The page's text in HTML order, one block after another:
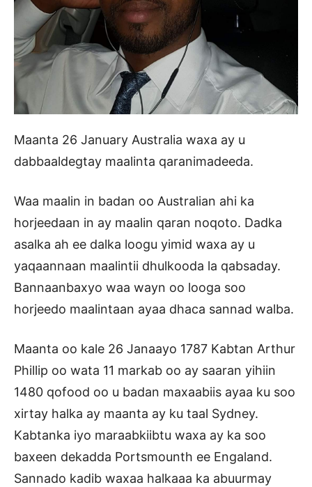
Maanta 26 January Australia waxa ay u
dabbaaldegtay maalinta qaranimadeeda.
Waa maalin in badan oo Australian ahi ka
horjeedaan in ay maalin qaran noqoto. Dadka
asalka ah ee dalka loogu yimid waxa ay u
yaqaannaan maalintii dhulkooda la qabsaday.
Bannaanbaxyo waa wayn oo looga soo
horjeedo maalintaan ayaa dhaca sannad walba.
Maanta oo kale 26 Janaayo 1787 Kabtan Arthur
Phillip oo wata 11 markab oo ay saaran yihiin
1480 qofood oo u badan maxaabiis ayaa ku soo
xirtay halka ay maanta ay ku taal Sydney.
Kabtanka iyo maraabkiibtu waxa ay ka soo
baxeen dekadda Portsmounth ee Engaland.
Sannado kadib waxaa halkaaa ka abuurmay